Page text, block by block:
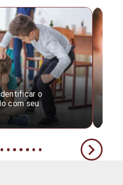
o
com seu